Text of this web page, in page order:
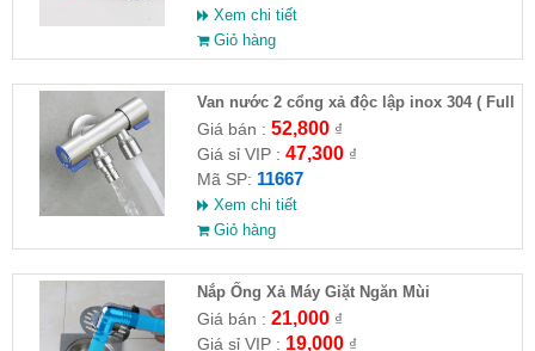
Xem chi tiết
Giỏ hàng
Van nước 2 cổng xả độc lập inox 304 ( Full
VAT )
Giá bán : 52,800₫
Giá sỉ VIP : 47,300₫
Mã SP: 11667
Xem chi tiết
Giỏ hàng
Nắp Ống Xả Máy Giặt Ngăn Mùi
Giá bán : 21,000₫
Giá sỉ VIP : 19,000₫